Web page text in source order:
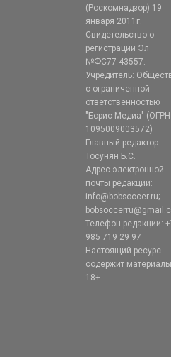
(Роскомнадзор) 19
января 2011г.
Свидетельство о
регистрации Эл
№ФС77-43557.
Учредитель:
с ограниченной
ответственностью
"Борис-Медиа" (ОГРН
1095009003572)
Главный редактор:
Тосунян Б.С.
Адрес электронной
почты редакции:
info@bobsoccer.ru;
Телефон редакции:
985 719 29 97
Настоящий ресурс
содержит
18+